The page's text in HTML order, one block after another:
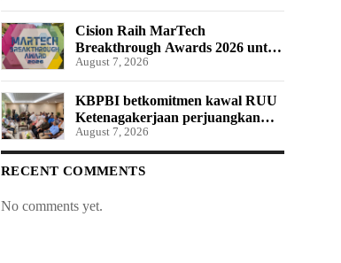
Cision Raih MarTech
Breakthrough Awards 2026 untuk
Pemantauan dan Analisis Media
Sosial, Distribusi Siaran Pers, dan
AEO
August 7, 2026
KBPBI betkomitmen kawal RUU
Ketenagakerjaan perjuangkan
hak pekerja
August 7, 2026
RECENT COMMENTS
No comments yet.